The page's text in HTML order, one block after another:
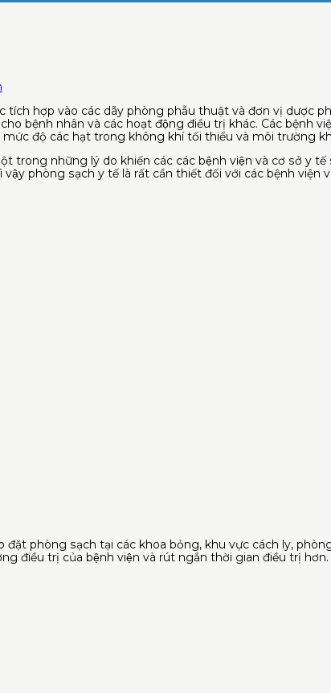
hợp vào các dãy phòng phẫu thuật và đơn vị dược
bệnh nhân và các hoạt động điều trị khác. Các bệnh
độ các hạt trong không khí tối thiểu và môi trường
trong những lý do khiến các các bệnh viện và cơ sở y
phòng sạch y tế là rất cần thiết đối với các bệnh viện
đặt phòng sạch tại các khoa bỏng, khu vực cách ly,
điều trị của bệnh viện và rút ngắn thời gian điều trị hơn.